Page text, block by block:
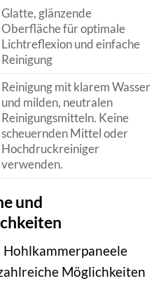
Glatte, glänzende
Oberfläche für optimale
Lichtreflexion und einfache
Reinigung
Reinigung mit klarem Wasser
und milden, neutralen
Reinigungsmitteln. Keine
scheuernden Mittel oder
Hochdruckreiniger
verwenden.
und
Möglichkeiten